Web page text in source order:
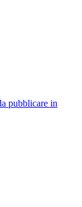
pubblicare in